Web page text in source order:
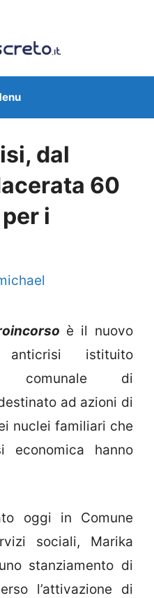
dal
60
i
è il nuovo
anticrisi istituito
comunale di
ad azioni di
nuclei familiari che
hanno
oggi in Comune
sociali, Marika
stanziamento di
l’attivazione di